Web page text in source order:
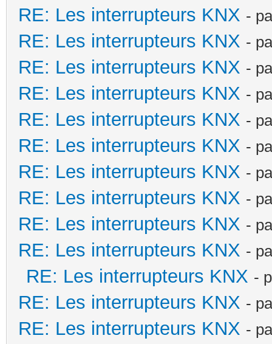
RE: Les interrupteurs KNX -
RE: Les interrupteurs KNX -
RE: Les interrupteurs KNX -
RE: Les interrupteurs KNX -
RE: Les interrupteurs KNX -
RE: Les interrupteurs KNX -
RE: Les interrupteurs KNX -
RE: Les interrupteurs KNX -
RE: Les interrupteurs KNX -
RE: Les interrupteurs KNX -
RE: Les interrupteurs KNX -
RE: Les interrupteurs KNX -
RE: Les interrupteurs KNX -